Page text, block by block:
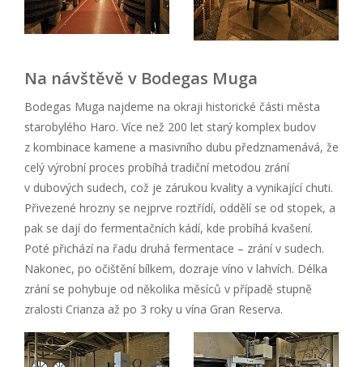
Na návštěvě v Bodegas Muga
Bodegas Muga najdeme na okraji historické části města
starobylého Haro. Více než 200 let starý komplex budov
z kombinace kamene a masivního dubu předznamenává, že
celý výrobní proces probíhá tradiční metodou zrání
v dubových sudech, což je zárukou kvality a vynikající chuti.
Přivezené hrozny se nejprve roztřídí, oddělí se od stopek, a
pak se dají do fermentačních kádí, kde probíhá kvašení.
Poté přichází na řadu druhá fermentace – zrání v sudech.
Nakonec, po očištění bílkem, dozraje víno v lahvích. Délka
zrání se pohybuje od několika měsíců v případě stupně
zralosti Crianza až po 3 roky u vína Gran Reserva.